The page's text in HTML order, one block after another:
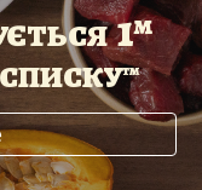
1м